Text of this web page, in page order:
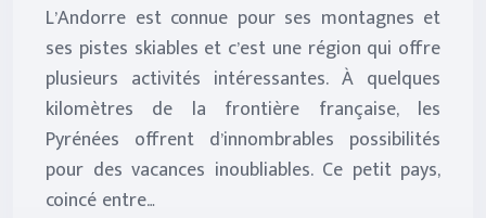
L’Andorre est connue pour ses montagnes et
ses pistes skiables et c’est une région qui offre
plusieurs activités intéressantes. À quelques
kilomètres de la frontière française, les
Pyrénées offrent d’innombrables possibilités
pour des vacances inoubliables. Ce petit pays,
coincé entre…